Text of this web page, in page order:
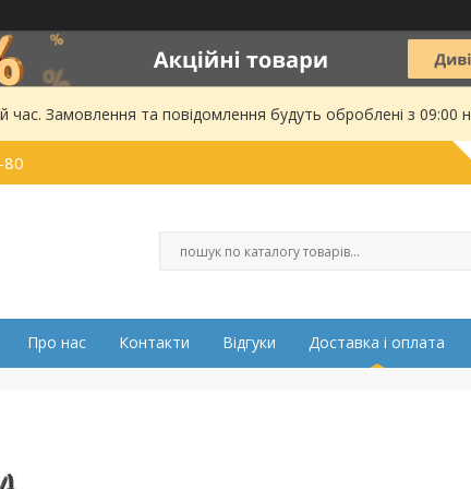
час. Замовлення та повідомлення будуть оброблені з 09:00
Про нас Контакти Відгуки Доставка і оплата